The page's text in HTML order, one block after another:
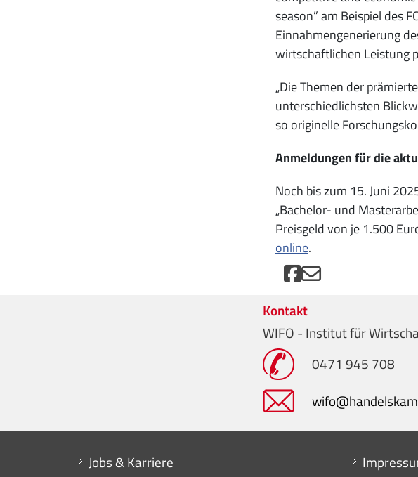
season” am Beispiel des
Einnahmengenerierung
wirtschaftlichen Leistung
„Die Themen der
unterschiedlichsten
so originelle
Anmeldungen für die
Noch bis zum 15. Juni
„Bachelor- und
Preisgeld von je 1.500
online.
Kontakt
WIFO - Institut für
0471 945 708
Mini menu di servizio
Jobs & Karriere
Menu footer